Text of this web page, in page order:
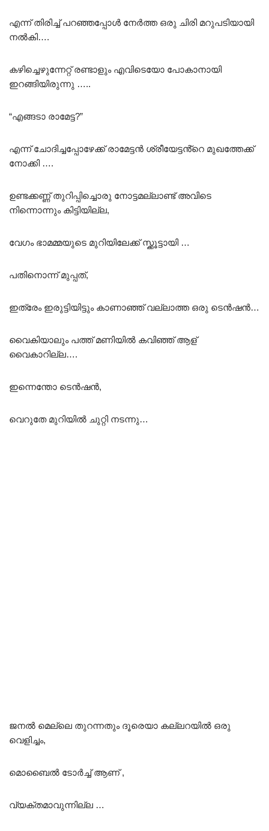
എന്ന് തിരിച്ച് പറഞ്ഞപ്പോൾ നേർത്ത ഒരു ചിരി മറുപടിയായി
നൽകി….
കഴിച്ചെഴുന്നേറ്റ് രണ്ടാളും എവിടെയോ പോകാനായി
ഇറങ്ങിയിരുന്നു …..
“എങ്ങടാ രാമേട്ട?”
എന്ന് ചോദിച്ചപ്പോഴേക്ക് രാമേട്ടൻ ശ്രീയേട്ടൻ്റെ മുഖത്തേക്ക്
നോക്കി ….
ഉണ്ടക്കണ്ണ് തുറിപ്പിച്ചൊരു നോട്ടമല്ലാണ്ട് അവിടെ
നിന്നൊന്നും കിട്ടിയില്ല,
വേഗം ഭാമമ്മയുടെ മുറിയിലേക്ക് സ്ക്കൂട്ടായി …
പതിനൊന്ന് മുപ്പത്,
ഇത്രേം ഇരുട്ടിയിട്ടും കാണാഞ്ഞ് വല്ലാത്ത ഒരു ടെൻഷൻ…
വൈകിയാലും പത്ത് മണിയിൽ കവിഞ്ഞ് ആള്
വൈകാറില്ല….
ഇന്നെന്തോ ടെൻഷൻ,
വെറുതേ മുറിയിൽ ചുറ്റി നടന്നു…
ജനൽ മെല്ലെ തുറന്നതും ദൂരെയാ കല്ലറയിൽ ഒരു
വെളിച്ചം,
മൊബൈൽ ടോർച്ച് ആണ് ,
വ്യക്തമാവുന്നില്ല …